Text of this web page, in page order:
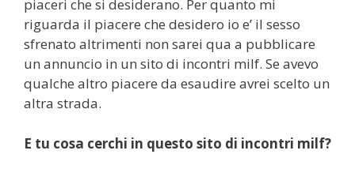
piaceri che si desiderano. Per quanto mi
riguarda il piacere che desidero io e’ il sesso
sfrenato altrimenti non sarei qua a pubblicare
un annuncio in un sito di incontri milf. Se avevo
qualche altro piacere da esaudire avrei scelto un
altra strada.
E tu cosa cerchi in questo sito di incontri milf?